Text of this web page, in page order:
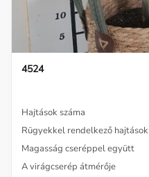
4524
Hajtások száma
Rügyekkel rendelkező hajtások
Magasság cseréppel együtt
A virágcserép átmérője